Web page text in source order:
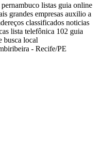
pernambuco listas guia online
grandes empresas auxilio a
classificados noticias
lista telefônica 102 guia
busca local
- Recife/PE